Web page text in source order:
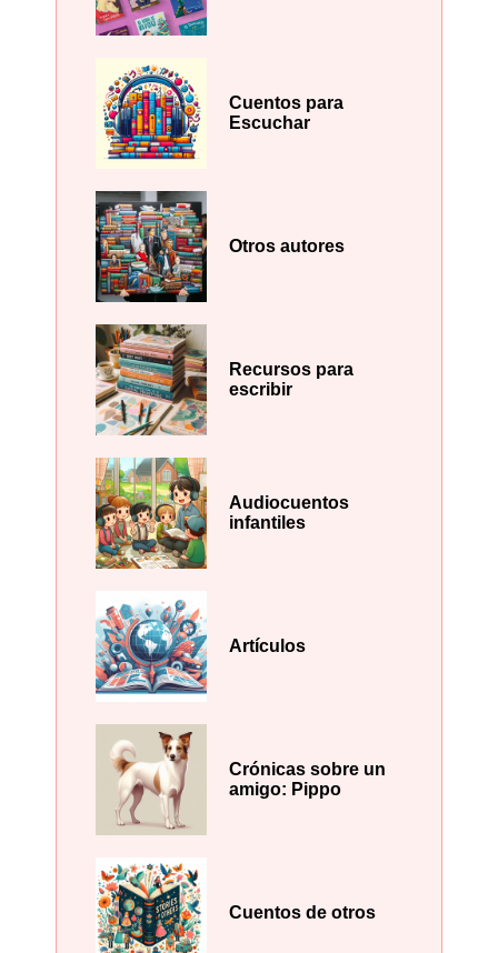
Cuentos para
Escuchar
Otros autores
Recursos para
escribir
Audiocuentos
infantiles
Artículos
Crónicas sobre un
amigo: Pippo
Cuentos de otros